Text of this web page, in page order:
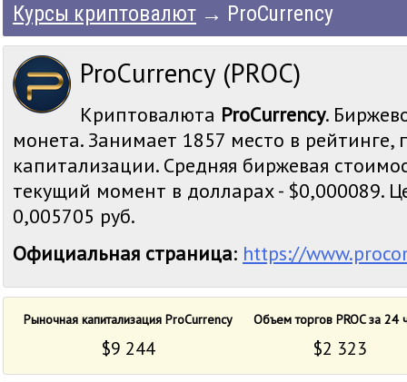
Курсы криптовалют → ProCurrency
ProCurrency (PROC)
Криптовалюта ProCurrency.
монета. Занимает 1857 место в
капитализации. Средняя биржевая
текущий момент в долларах - $0,000089.
0,005705 руб.
Официальная страница: https://
Рыночная капитализация ProCurrency Объем торгов PROC за 24
$9 244 $2 323